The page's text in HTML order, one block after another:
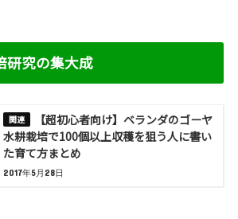
研究の集大成
【超初心者向け】ベランダのゴーヤ
水耕栽培で100個以上収穫を狙う人に書い
た育て方まとめ
2017年5月28日